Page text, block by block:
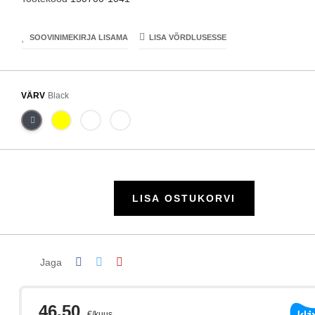
SOOVINIMEKIRJA LISAMA LISA VÕRDLUSESSE
VÄRV Black
LISA OSTUKORVI
Jaga